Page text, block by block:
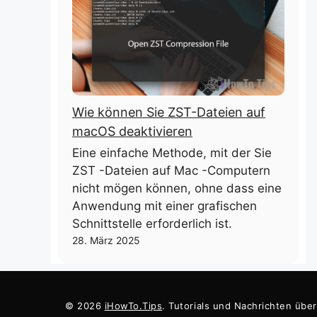
Wie können Sie ZST-Dateien auf
macOS deaktivieren
Eine einfache Methode, mit der Sie
ZST -Dateien auf Mac -Computern
nicht mögen können, ohne dass eine
Anwendung mit einer grafischen
Schnittstelle erforderlich ist.
28. März 2025
© 2026 iHowTo.Tips. Tutorials und Nachrichten